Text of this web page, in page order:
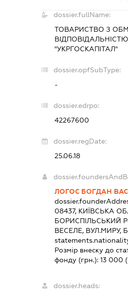
dossier.fullName:
ТОВАРИСТВО З
ВІДПОВІДАЛЬНІСТЮ
"УКРГОСКАПІТАЛ"
dossier.opfSubType:
-
dossier.edrpo:
42267600
dossier.regDate:
25.06.18
ЛОГОС БОГДАН
08437, КИЇВСЬКА
БОРИСПІЛЬСЬКИЙ
ВЕСЕЛЕ, ВУЛ.МИРУ,
Розмір внеску до
фонду (грн.): 13 000
dossier.heads: